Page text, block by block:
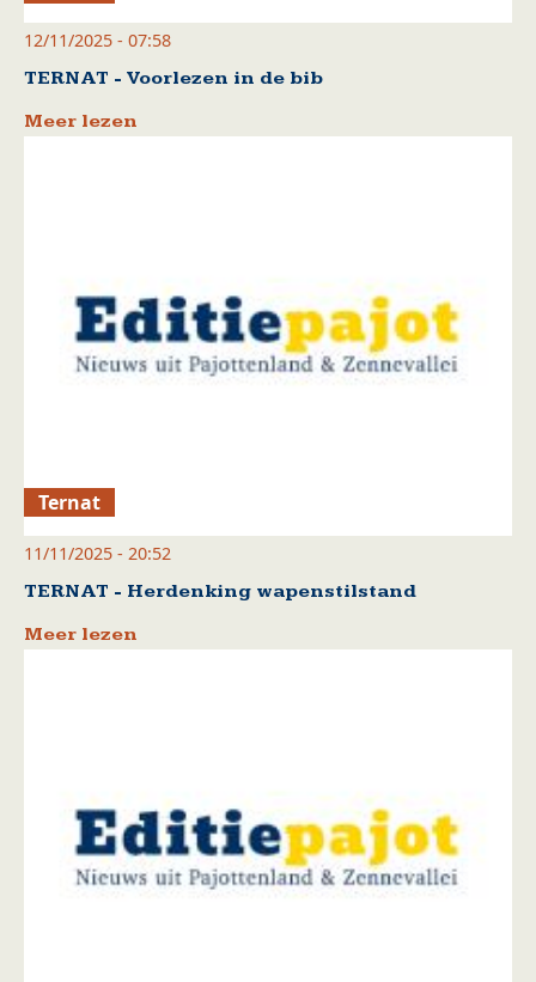
12/11/2025 - 07:58
TERNAT - Voorlezen in de bib
Meer lezen
Ternat
11/11/2025 - 20:52
TERNAT - Herdenking wapenstilstand
Meer lezen